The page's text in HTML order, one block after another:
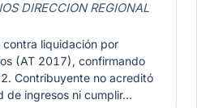
DIRECCION REGIONAL
liquidación por
(AT 2017), confirmando
Contribuyente no acreditó
de ingresos ni cumplir…